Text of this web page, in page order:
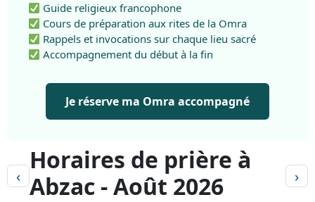
Guide religieux francophone
Cours de préparation aux rites de la Omra
Rappels et invocations sur chaque lieu sacré
Accompagnement du début à la fin
Je réserve ma Omra accompagné
‹
Horaires de prière à
Abzac - Août 2026
›